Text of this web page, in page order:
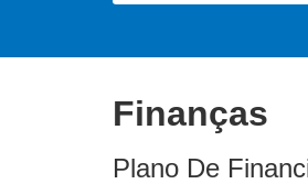
Finanças
Plano De